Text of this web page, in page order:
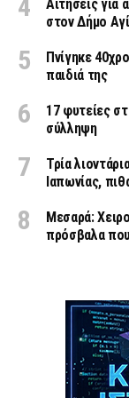
Αιτήσεις για
στον Δήμο
Πνίγηκε
παιδιά της
17 φυτείες
σύλληψη
Τρία
Ιαπωνίας,
Μεσαρά:
πρόσβαλα